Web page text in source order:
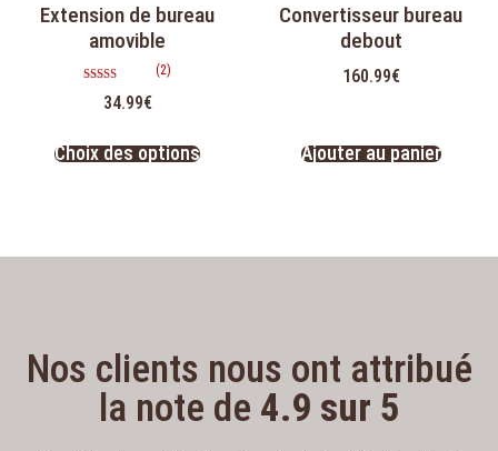
Extension de bureau
amovible
5.00
(2)
34.99€
Choix des options
Convertisseur bureau
debout
160.99€
Ajouter au panier
Nos clients nous ont attribué
la note de 4.9 sur 5